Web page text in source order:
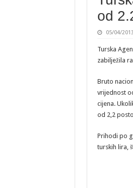
od
05/04/2013
Turska
zabilježila
Bruto
vrijednost
cijena.
od 2,2
Prihodi po
turskih lira,